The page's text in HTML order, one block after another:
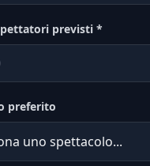
previsti *
preferito